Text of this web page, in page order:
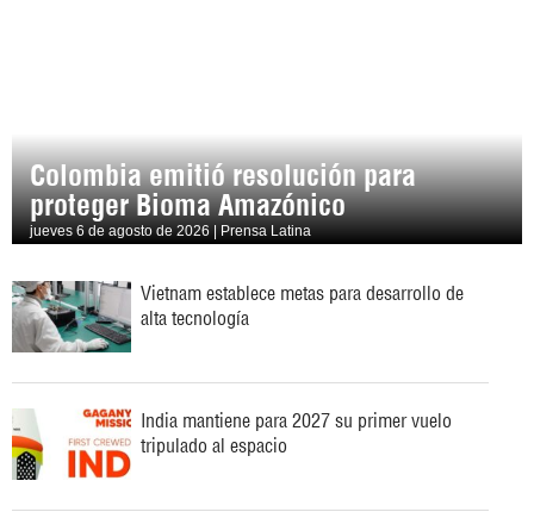
Colombia emitió resolución para
proteger Bioma Amazónico
jueves 6 de agosto de 2026 | Prensa Latina
Vietnam establece metas para desarrollo de
alta tecnología
India mantiene para 2027 su primer vuelo
tripulado al espacio